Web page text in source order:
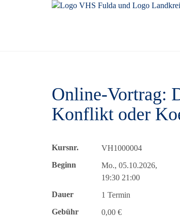
Online-Vortrag:
Konflikt oder
Kursnr.
VH1000004
Beginn
Mo., 05.10.2026,
19:30 21:00
Dauer
1 Termin
Gebühr
0,00 €